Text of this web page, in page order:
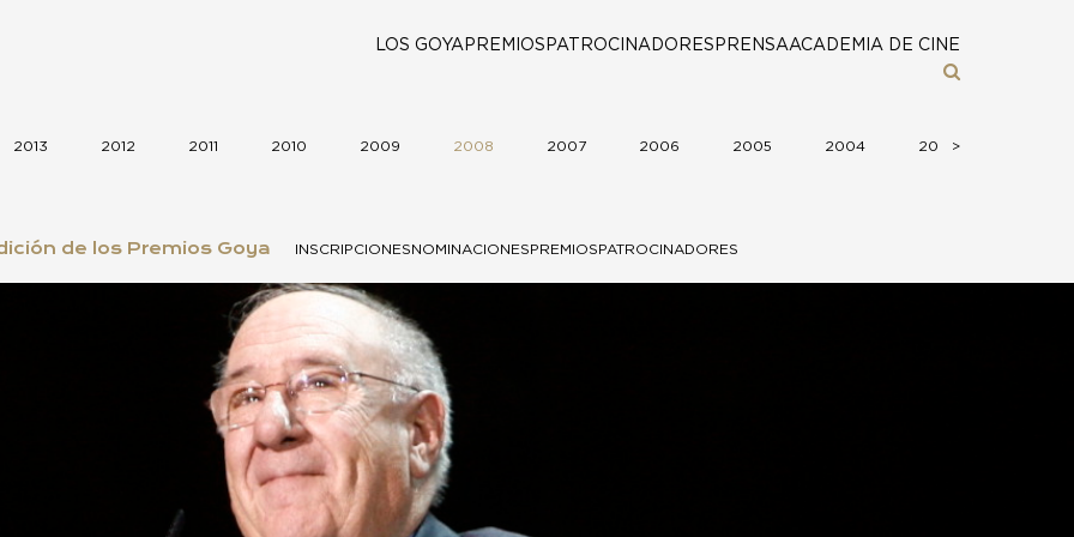
LOS GOYA PREMIOS PATROCINADORES PRENSAACADEMIA DE CINE
2013 2012 2011 2010 2009 2008 2007 2006 2005 2004 2003>
>
de los Premios Goya INSCRIPCIONESNOMINACIONESPREMIOSPATROCINADORES